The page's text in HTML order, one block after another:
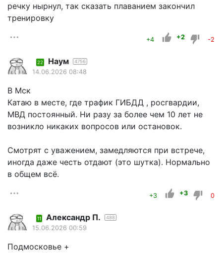
речку нырнул, так сказать плаванием закончил
тренировку
+4 +2 -2
22 Наум 4756
14.06.2026 08:48
В Мск
Катаю в месте, где трафик ГИБДД , росгвардии,
МВД постоянный. Ни разу за более чем 10 лет не
возникло никаких вопросов или остановок.
Смотрят с уважением, замедляются при встрече,
иногда даже честь отдают (это шутка). Нормально
в общем всё.
+3 +3 0
11 Александр П. 488
15.06.2026 00:59
Подмосковье +